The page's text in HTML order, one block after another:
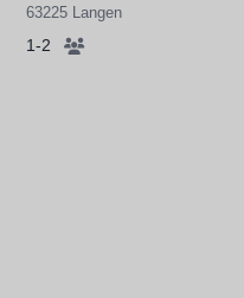
63225 Langen
1-2